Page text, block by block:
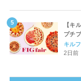
【キ
プチ
をた
登場8
キル
2日前